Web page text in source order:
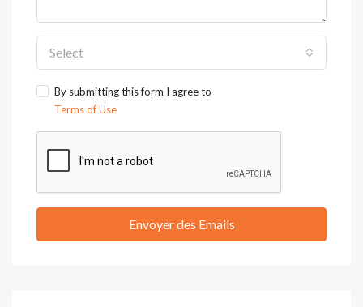
Select
By submitting this form I agree to
Terms of Use
Envoyer des Emails